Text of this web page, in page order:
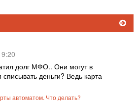
долг МФО.. Они могут в
деньги? Ведь карта
автоматом. Что делать?